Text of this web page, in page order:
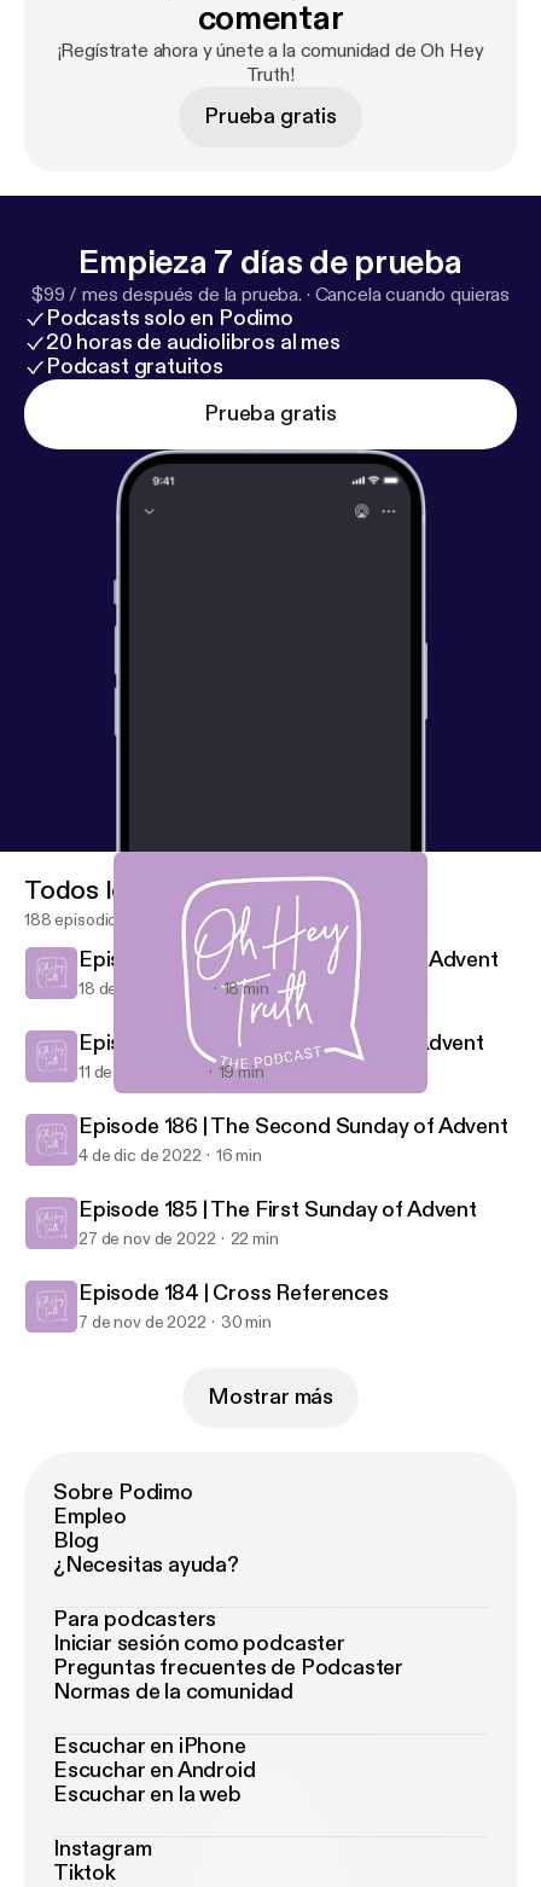
WHY these are important and how to use them!
comentar
¡Regístrate ahora y únete a la comunidad de Oh Hey
Truth!
Prueba gratis
Empieza 7 días de prueba
$99 / mes después de la prueba. · Cancela cuando quieras
Podcasts solo en Podimo
20 horas de audiolibros al mes
Podcast gratuitos
Prueba gratis
Oh Hey Truth
Todos los episodios
188 episodios
Episode 188 | The Fourth Sunday of Advent
18 de dic de 2022 18 min
Episode 187 | The Third Sunday of Advent
11 de dic de 2022 19 min
Episode 186 | The Second Sunday of Advent
4 de dic de 2022 16 min
Episode 185 | The First Sunday of Advent
27 de nov de 2022 22 min
Episode 184 | Cross References
7 de nov de 2022 30 min
Mostrar más
Sobre Podimo
Empleo
Blog
¿Necesitas ayuda?
Para podcasters
Iniciar sesión como podcaster
Preguntas frecuentes de Podcaster
Normas de la comunidad
Escuchar en iPhone
Escuchar en Android
Escuchar en la web
Instagram
Tiktok